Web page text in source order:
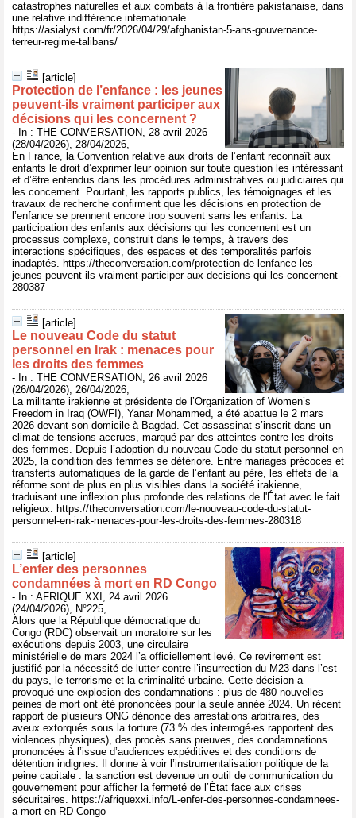
catastrophes naturelles et aux combats à la frontière pakistanaise, dans
une relative indifférence internationale.
https://asialyst.com/fr/2026/04/29/afghanistan-5-ans-gouvernance-
terreur-regime-talibans/
[article]
Protection de l’enfance : les jeunes
peuvent‑ils vraiment participer aux
décisions qui les concernent ?
- In : THE CONVERSATION, 28 avril 2026
(28/04/2026), 28/04/2026,
En France, la Convention relative aux droits de l’enfant reconnaît aux
enfants le droit d’exprimer leur opinion sur toute question les intéressant
et d’être entendus dans les procédures administratives ou judiciaires qui
les concernent. Pourtant, les rapports publics, les témoignages et les
travaux de recherche confirment que les décisions en protection de
l’enfance se prennent encore trop souvent sans les enfants. La
participation des enfants aux décisions qui les concernent est un
processus complexe, construit dans le temps, à travers des
interactions spécifiques, des espaces et des temporalités parfois
inadaptés. https://theconversation.com/protection-de-lenfance-les-
jeunes-peuvent-ils-vraiment-participer-aux-decisions-qui-les-concernent-
280387
[article]
Le nouveau Code du statut
personnel en Irak : menaces pour
les droits des femmes
- In : THE CONVERSATION, 26 avril 2026
(26/04/2026), 26/04/2026,
La militante irakienne et présidente de l’Organization of Women’s
Freedom in Iraq (OWFI), Yanar Mohammed, a été abattue le 2 mars
2026 devant son domicile à Bagdad. Cet assassinat s’inscrit dans un
climat de tensions accrues, marqué par des atteintes contre les droits
des femmes. Depuis l’adoption du nouveau Code du statut personnel en
2025, la condition des femmes se détériore. Entre mariages précoces et
transferts automatiques de la garde de l’enfant au père, les effets de la
réforme sont de plus en plus visibles dans la société irakienne,
traduisant une inflexion plus profonde des relations de l'État avec le fait
religieux. https://theconversation.com/le-nouveau-code-du-statut-
personnel-en-irak-menaces-pour-les-droits-des-femmes-280318
[article]
L’enfer des personnes
condamnées à mort en RD Congo
- In : AFRIQUE XXI, 24 avril 2026
(24/04/2026), N°225,
Alors que la République démocratique du
Congo (RDC) observait un moratoire sur les
exécutions depuis 2003, une circulaire
ministérielle de mars 2024 l’a officiellement levé. Ce revirement est
justifié par la nécessité de lutter contre l’insurrection du M23 dans l’est
du pays, le terrorisme et la criminalité urbaine. Cette décision a
provoqué une explosion des condamnations : plus de 480 nouvelles
peines de mort ont été prononcées pour la seule année 2024. Un récent
rapport de plusieurs ONG dénonce des arrestations arbitraires, des
aveux extorqués sous la torture (73 % des interrogé·es rapportent des
violences physiques), des procès sans preuves, des condamnations
prononcées à l’issue d’audiences expéditives et des conditions de
détention indignes. Il donne à voir l’instrumentalisation politique de la
peine capitale : la sanction est devenue un outil de communication du
gouvernement pour afficher la fermeté de l’État face aux crises
sécuritaires. https://afriquexxi.info/L-enfer-des-personnes-condamnees-
a-mort-en-RD-Congo